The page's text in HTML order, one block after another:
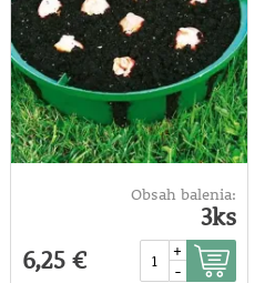
Obsah balenia:
3ks
6,25 €
+
-